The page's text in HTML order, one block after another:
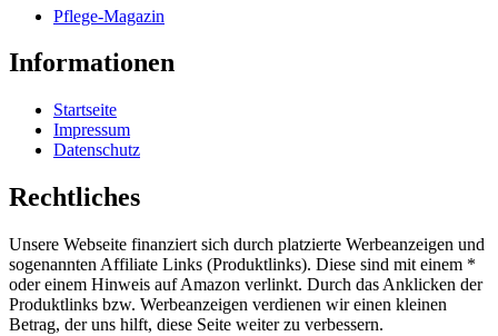
Pflege-Magazin
Informationen
Startseite
Impressum
Datenschutz
Rechtliches
Unsere Webseite finanziert sich durch platzierte Werbeanzeigen und
sogenannten Affiliate Links (Produktlinks). Diese sind mit einem *
oder einem Hinweis auf Amazon verlinkt. Durch das Anklicken der
Produktlinks bzw. Werbeanzeigen verdienen wir einen kleinen
Betrag, der uns hilft, diese Seite weiter zu verbessern.